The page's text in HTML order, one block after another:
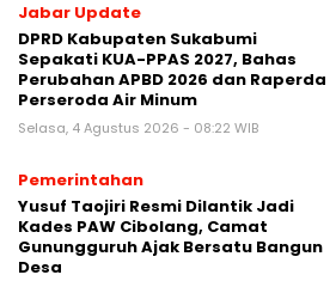
Jabar Update
DPRD Kabupaten Sukabumi
Sepakati KUA-PPAS 2027, Bahas
Perubahan APBD 2026 dan Raperda
Perseroda Air Minum
Selasa, 4 Agustus 2026 - 08:22 WIB
Pemerintahan
Yusuf Taojiri Resmi Dilantik Jadi
Kades PAW Cibolang, Camat
Gunungguruh Ajak Bersatu Bangun
Desa